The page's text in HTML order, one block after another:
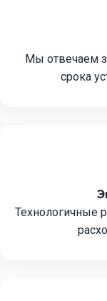
Мы отвечаем
срока
Технологичные